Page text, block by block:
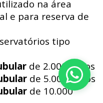
na área
e para reserva de
tipo
de 2.000 Litros
de 5.000 Litros
de 10.000